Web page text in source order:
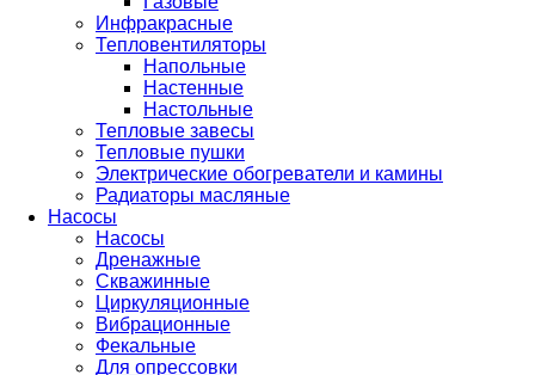
Инфракрасные
Тепловентиляторы
Напольные
Настенные
Настольные
Тепловые завесы
Тепловые пушки
Электрические обогреватели и камины
Радиаторы масляные
Насосы
Насосы
Дренажные
Скважинные
Циркуляционные
Вибрационные
Фекальные
Для опрессовки